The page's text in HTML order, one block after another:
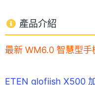
產品介紹
最新 WM6.0 智慧型
ETEN glofiish X500